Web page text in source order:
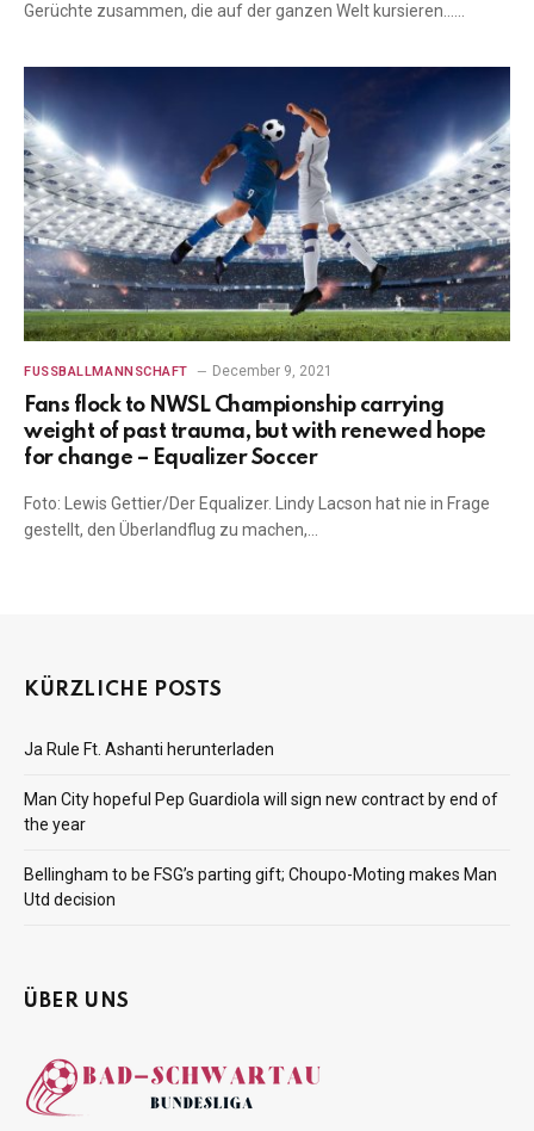
Gerüchte zusammen, die auf der ganzen Welt kursieren……
FUSSBALLMANNSCHAFT December 9, 2021
Fans flock to NWSL Championship carrying
weight of past trauma, but with renewed hope
for change – Equalizer Soccer
Foto: Lewis Gettier/Der Equalizer. Lindy Lacson hat nie in Frage
gestellt, den Überlandflug zu machen,…
KÜRZLICHE POSTS
Ja Rule Ft. Ashanti herunterladen
Man City hopeful Pep Guardiola will sign new contract by end of
the year
Bellingham to be FSG’s parting gift; Choupo-Moting makes Man
Utd decision
ÜBER UNS